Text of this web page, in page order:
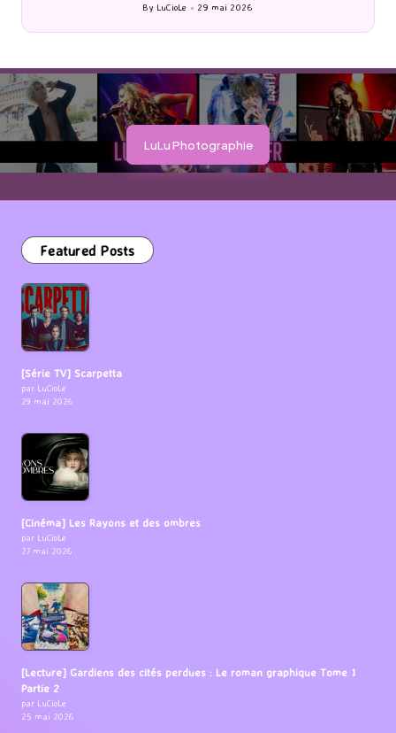
Posted
by
ByLuCioLe 29 mai 2026
LuLu Photographie
Featured Posts
[Série TV] Scarpetta
par LuCioLe
29 mai 2026
[Cinéma] Les Rayons et des ombres
par LuCioLe
27 mai 2026
[Lecture] Gardiens des cités perdues : Le roman graphique Tome 1
Partie 2
par LuCioLe
25 mai 2026